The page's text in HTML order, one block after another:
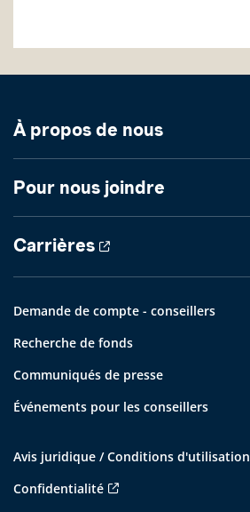
À propos de nous
Pour nous joindre
Carrières
Demande de compte - conseillers
Recherche de fonds
Communiqués de presse
Événements pour les conseillers
Avis juridique / Conditions d'utilisation
Confidentialité